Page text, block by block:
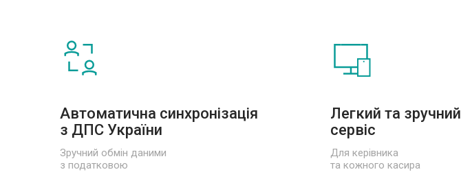
Автоматична синхронізація
з ДПС України
Зручний обмін даними
з податковою
Легкий та зручний
сервіс
Для керівника
та кожного касира